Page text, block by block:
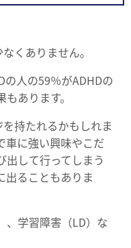
くありません。
の人の59％がADHDの
あります。
持たれるかもしれま
車に強い興味やこだ
出して行ってしまう
出ることもありま
、学習障害（LD）な